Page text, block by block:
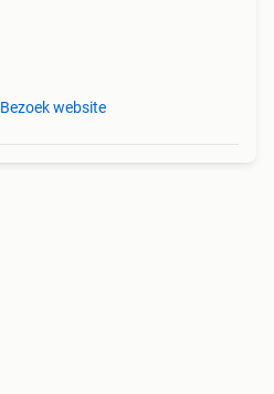
Bezoek website